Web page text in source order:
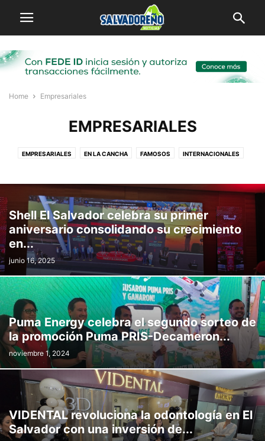
Home Empresariales
EMPRESARIALES
EMPRESARIALES EN LA CANCHA FAMOSOS INTERNACIONALES
Shell El Salvador celebra su primer
aniversario consolidando su crecimiento
en...
junio 16, 2025
Puma Energy celebra el segundo sorteo de
la promoción Puma PRIS-Decameron...
noviembre 1, 2024
VIDENTAL revoluciona la odontología en El
Salvador con una inversión de...